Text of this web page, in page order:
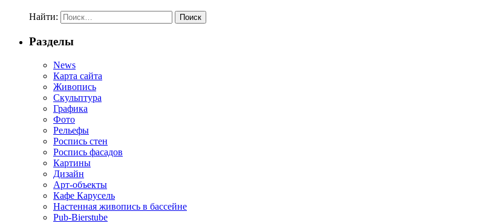
Найти:
Разделы
News
Карта сайта
Живопись
Скульптура
Графика
Фото
Рельефы
Роспись стен
Роспись фасадов
Картины
Дизайн
Арт-объекты
Кафе Карусель
Настенная живопись в бассейне
Pub-Bierstube